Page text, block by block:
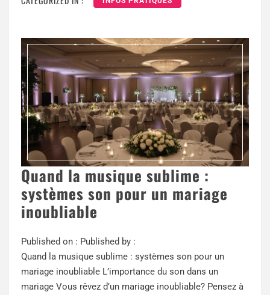
Quand la musique sublime :
systèmes son pour un mariage
inoubliable
Published on : Published by :
Quand la musique sublime : systèmes son pour un
mariage inoubliable L’importance du son dans un
mariage Vous rêvez d’un mariage inoubliable? Pensez à